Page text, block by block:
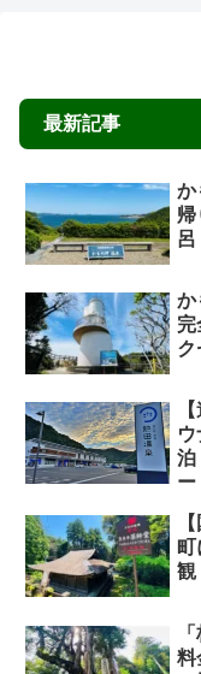
最新記事
か
帰
呂
か
完
ク
泊
ー
町
観
料